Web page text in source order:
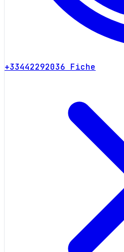
+33442292036 Fiche